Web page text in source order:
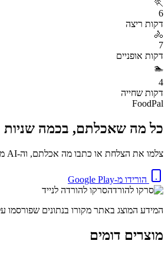
🏃
6
דקות ריצה
🚴
7
דקות אופניים
🏊
4
דקות שחייה
FoodPal
כל מה שאכלתם, בכמה שניות
צלמו את הצלחת או כתבו מה אכלתם, וה-AI מחשב קלוריות, חלבון ומאקרו באופן מיידי. בחינם.
הורידו מ-Google Play
סרקו להורדה לנייד
המידע המוצג באתר מקורו בנתונים שפורסמו
מוצרים דומים